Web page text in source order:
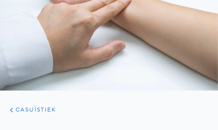
ARTIKELEN
PRAKTIJK
CASUÏSTIEK